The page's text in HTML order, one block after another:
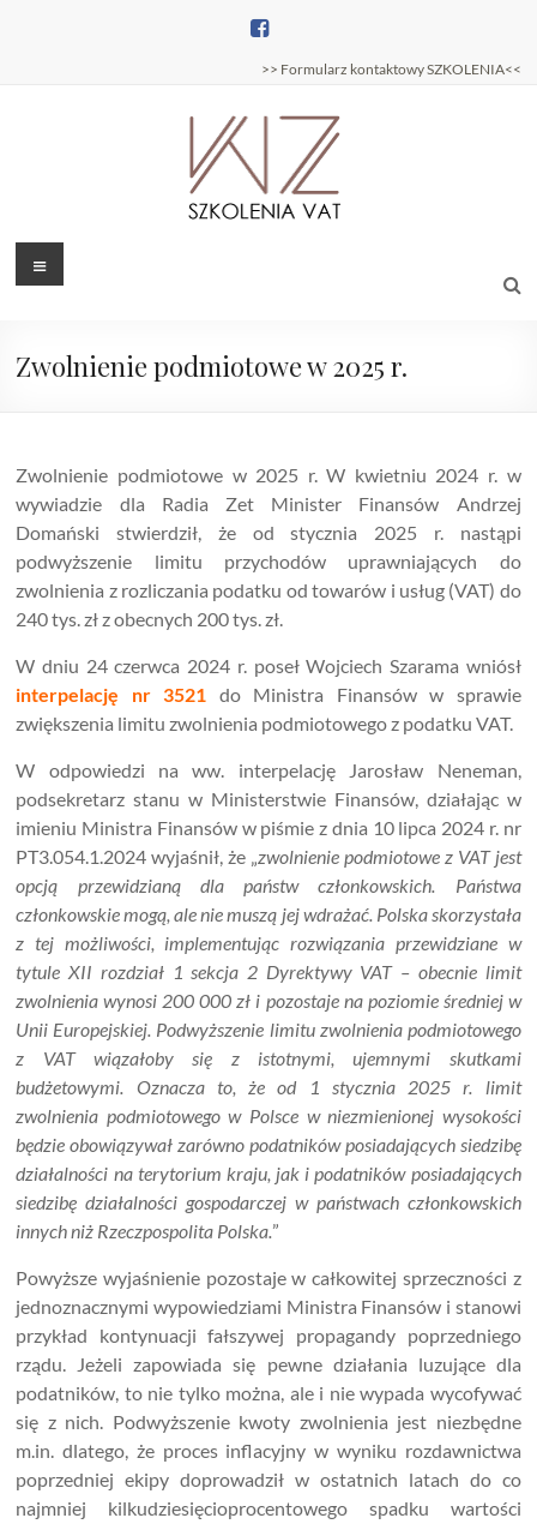
>> Formularz kontaktowy SZKOLENIA<<
Szkolenia
podatkowe –
Menu
Zwolnienie podmiotowe w 2025 r.
Zwolnienie podmiotowe w 2025 r. W kwietniu 2024 r. w
wywiadzie dla Radia Zet Minister Finansów Andrzej
Domański stwierdził, że od stycznia 2025 r. nastąpi
podwyższenie limitu przychodów uprawniających do
zwolnienia z rozliczania podatku od towarów i usług (VAT) do
240 tys. zł z obecnych 200 tys. zł.
W dniu 24 czerwca 2024 r. poseł Wojciech Szarama wniósł
interpelację nr 3521 do Ministra Finansów w sprawie
zwiększenia limitu zwolnienia podmiotowego z podatku VAT.
W odpowiedzi na ww. interpelację Jarosław Neneman,
podsekretarz stanu w Ministerstwie Finansów, działając w
imieniu Ministra Finansów w piśmie z dnia 10 lipca 2024 r. nr
PT3.054.1.2024 wyjaśnił, że „zwolnienie podmiotowe z VAT jest
opcją przewidzianą dla państw członkowskich. Państwa
członkowskie mogą, ale nie muszą jej wdrażać. Polska skorzystała
z tej możliwości, implementując rozwiązania przewidziane w
tytule XII rozdział 1 sekcja 2 Dyrektywy VAT – obecnie limit
zwolnienia wynosi 200 000 zł i pozostaje na poziomie średniej w
Unii Europejskiej. Podwyższenie limitu zwolnienia podmiotowego
z VAT wiązałoby się z istotnymi, ujemnymi skutkami
budżetowymi. Oznacza to, że od 1 stycznia 2025 r. limit
zwolnienia podmiotowego w Polsce w niezmienionej wysokości
będzie obowiązywał zarówno podatników posiadających siedzibę
działalności na terytorium kraju, jak i podatników posiadających
siedzibę działalności gospodarczej w państwach członkowskich
innych niż Rzeczpospolita Polska.”
Powyższe wyjaśnienie pozostaje w całkowitej sprzeczności z
jednoznacznymi wypowiedziami Ministra Finansów i stanowi
przykład kontynuacji fałszywej propagandy poprzedniego
rządu. Jeżeli zapowiada się pewne działania luzujące dla
podatników, to nie tylko można, ale i nie wypada wycofywać
się z nich. Podwyższenie kwoty zwolnienia jest niezbędne
m.in. dlatego, że proces inflacyjny w wyniku rozdawnictwa
poprzedniej ekipy doprowadził w ostatnich latach do co
najmniej kilkudziesięcioprocentowego spadku wartości